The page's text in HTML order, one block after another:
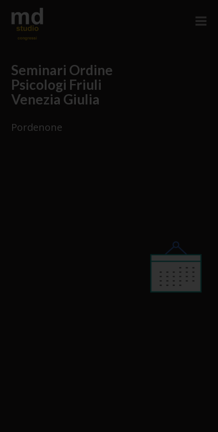
Seminari Ordine
Psicologi Friuli
Venezia Giulia
Pordenone